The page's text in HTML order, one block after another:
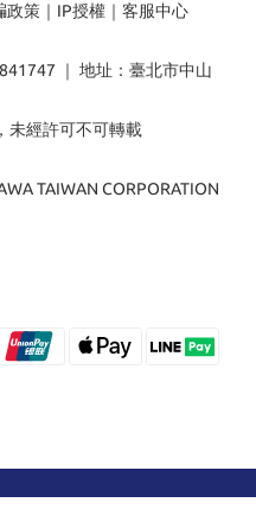
政策 ｜ IP授權 ｜ 客服中心
｜ 地址：臺北市中山
未經許可不可轉載
TAIWAN CORPORATION